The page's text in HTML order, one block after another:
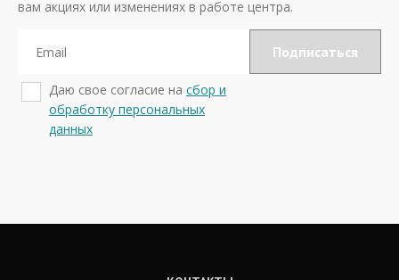
вам акциях или изменениях в работе центра.
Даю свое согласие на сбор и
обработку персональных
данных